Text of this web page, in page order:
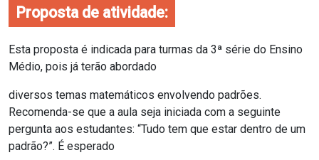
Proposta de atividade:
Esta proposta é indicada para turmas da 3ª série do Ensino
Médio, pois já terão abordado
diversos temas matemáticos envolvendo padrões.
Recomenda-se que a aula seja iniciada com a seguinte
pergunta aos estudantes: “Tudo tem que estar dentro de um
padrão?”. É esperado